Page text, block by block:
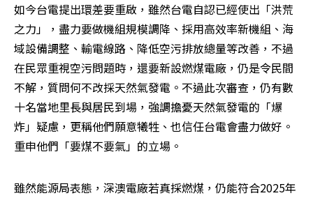
如今台電提出環差要重啟，雖然台電自認已經使出「洪荒
之力」，盡力要做機組規模調降、採用高效率新機組、海
域設備調整、輸電線路、降低空污排放總量等改善，不過
在民眾重視空污問題時，還要新設燃煤電廠，仍是令民間
不解，質問何不改採天然氣發電。不過此次審查，仍有數
十名當地里長與居民到場，強調擔憂天然氣發電的「爆
炸」疑慮，更稱他們願意犧牲、也信任台電會盡力做好。
重申他們「要煤不要氣」的立場。
雖然能源局表態，深澳電廠若真採燃煤，仍能符合2025年